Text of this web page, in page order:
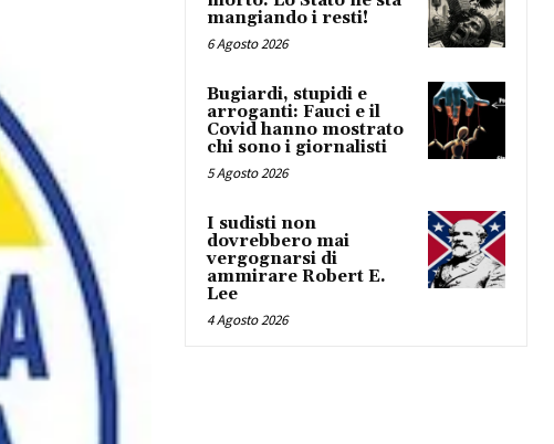
mangiando i resti!
6 Agosto 2026
Bugiardi, stupidi e
arroganti: Fauci e il
Covid hanno mostrato
chi sono i giornalisti
5 Agosto 2026
I sudisti non
dovrebbero mai
vergognarsi di
ammirare Robert E.
Lee
4 Agosto 2026